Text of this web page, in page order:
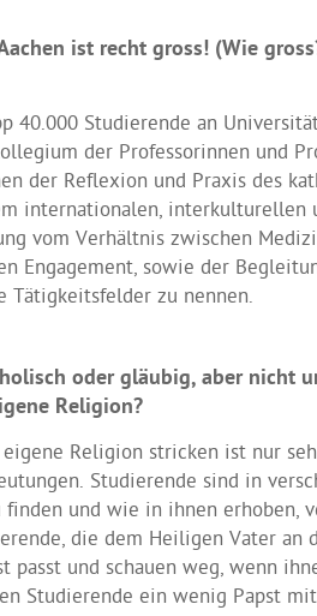
ist recht gross! (Wie
40.000 Studierende an
der Professorinnen und
der Reflexion und Praxis des
internationalen, interkulturellen
vom Verhältnis zwischen
Engagement, sowie der
Tätigkeitsfelder zu nennen.
oder gläubig, aber nicht
Religion?
Religion stricken ist nur
Studierende sind in
und wie in ihnen erhoben,
die dem Heiligen Vater an
passt und schauen weg, wenn
Studierende ein wenig Papst